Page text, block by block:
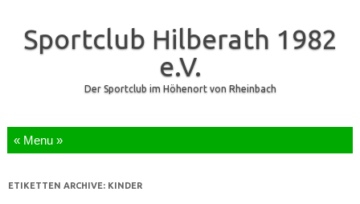
Sportclub Hilberath 1982
e.V.
Der Sportclub im Höhenort von Rheinbach
Zum Inhalt springen
ETIKETTEN ARCHIVE: KINDER